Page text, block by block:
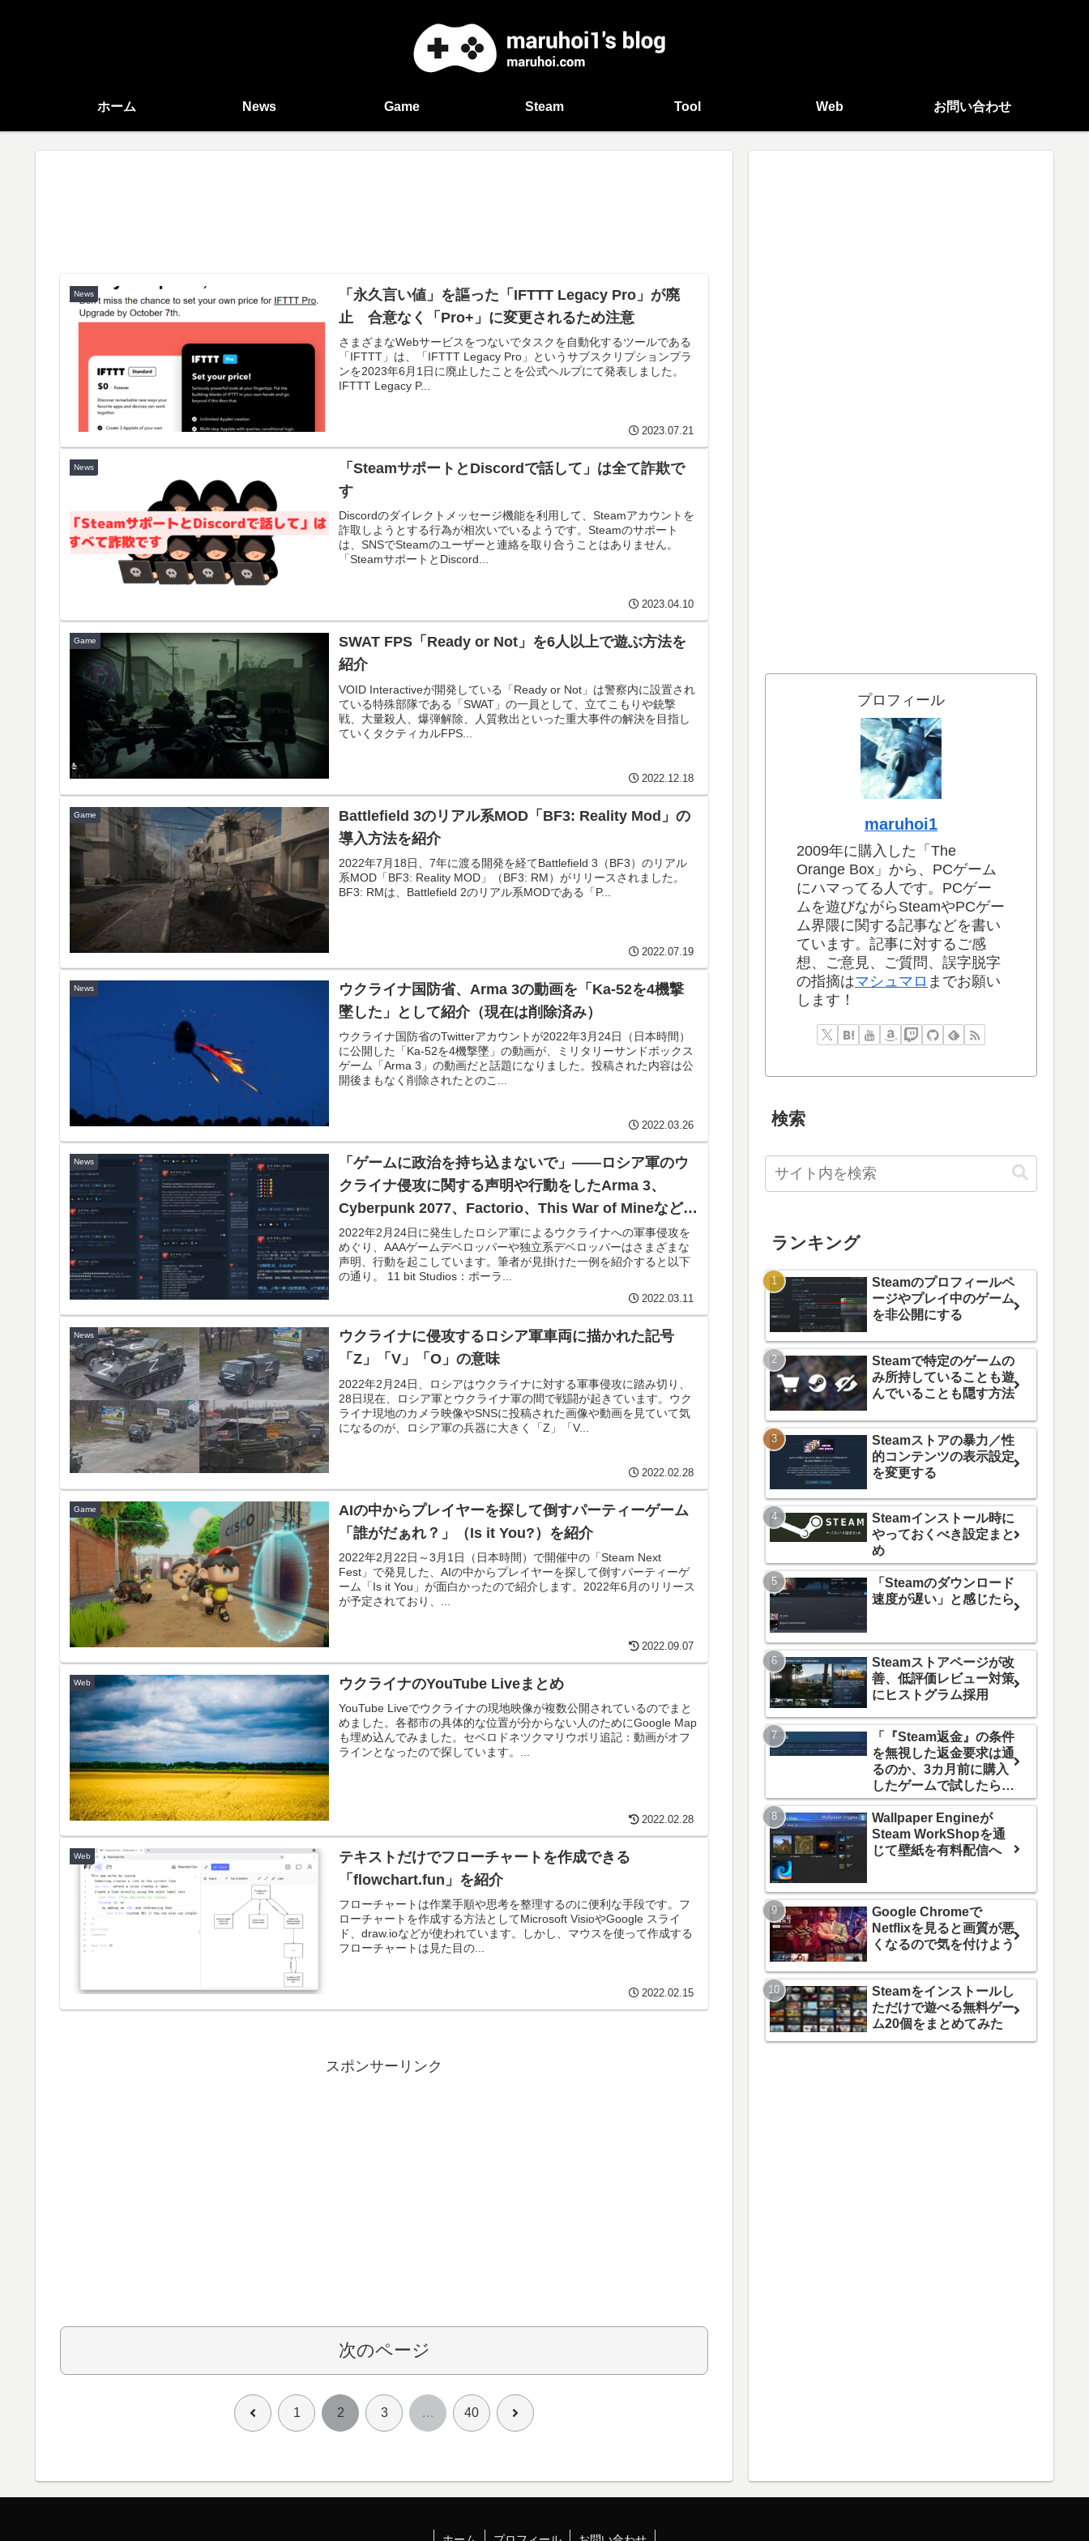
ホーム News Game Steam Tool Web お問い合わせ
News
「永久言い値」を謳った「IFTTT Legacy Pro」が廃
止 合意なく「Pro+」に変更されるため注意
さまざまなWebサービスをつないでタスクを自動化するツールである
「IFTTT」は、「IFTTT Legacy Pro」というサブスクリプションプラ
ンを2023年6月1日に廃止したことを公式ヘルプにて発表しました。
IFTTT Legacy P...
2023.07.21
News
「SteamサポートとDiscordで話して」は全て詐欺で
す
Discordのダイレクトメッセージ機能を利用して、Steamアカウントを
詐取しようとする行為が相次いでいるようです。Steamのサポート
は、SNSでSteamのユーザーと連絡を取り合うことはありません。
「SteamサポートとDiscord...
2023.04.10
Game
SWAT FPS「Ready or Not」を6人以上で遊ぶ方法を
紹介
VOID Interactiveが開発している「Ready or Not」は警察内に設置され
ている特殊部隊である「SWAT」の一員として、立てこもりや銃撃
戦、大量殺人、爆弾解除、人質救出といった重大事件の解決を目指し
ていくタクティカルFPS...
2022.12.18
Game
Battlefield 3のリアル系MOD「BF3: Reality Mod」の
導入方法を紹介
2022年7月18日、7年に渡る開発を経てBattlefield 3（BF3）のリアル
系MOD「BF3: Reality MOD」（BF3: RM）がリリースされました。
BF3: RMは、Battlefield 2のリアル系MODである「P...
2022.07.19
News
ウクライナ国防省、Arma 3の動画を「Ka-52を4機撃
墜した」として紹介（現在は削除済み）
ウクライナ国防省のTwitterアカウントが2022年3月24日（日本時間）
に公開した「Ka-52を4機撃墜」の動画が、ミリタリーサンドボックス
ゲーム「Arma 3」の動画だと話題になりました。投稿された内容は公
開後まもなく削除されたとのこ...
2022.03.26
News
「ゲームに政治を持ち込まないで」――ロシア軍のウ
クライナ侵攻に関する声明や行動をしたArma 3、
Cyberpunk 2077、Factorio、This War of Mineなどに
低評価レビュー相次ぐ
2022年2月24日に発生したロシア軍によるウクライナへの軍事侵攻を
めぐり、AAAゲームデベロッパーや独立系デベロッパーはさまざまな
声明、行動を起こしています。筆者が見掛けた一例を紹介すると以下
の通り。 11 bit Studios：ポーラ...
2022.03.11
News
ウクライナに侵攻するロシア軍車両に描かれた記号
「Z」「V」「O」の意味
2022年2月24日、ロシアはウクライナに対する軍事侵攻に踏み切り、
28日現在、ロシア軍とウクライナ軍の間で戦闘が起きています。ウク
ライナ現地のカメラ映像やSNSに投稿された画像や動画を見ていて気
になるのが、ロシア軍の兵器に大きく「Z」「V...
2022.02.28
Game
AIの中からプレイヤーを探して倒すパーティーゲーム
「誰がだぁれ？」（Is it You?）を紹介
2022年2月22日～3月1日（日本時間）で開催中の「Steam Next
Fest」で発見した、AIの中からプレイヤーを探して倒すパーティーゲ
ーム「Is it You」が面白かったので紹介します。2022年6月のリリース
が予定されており、...
2022.09.07
Web ウクライナのYouTube Liveまとめ
YouTube Liveでウクライナの現地映像が複数公開されているのでまと
めました。各都市の具体的な位置が分からない人のためにGoogle Map
も埋め込んでみました。セベロドネツクマリウポリ追記：動画がオフ
ラインとなったので探しています。...
2022.02.28
Web
テキストだけでフローチャートを作成できる
「flowchart.fun」を紹介
フローチャートは作業手順や思考を整理するのに便利な手段です。フ
ローチャートを作成する方法としてMicrosoft VisioやGoogle スライ
ド、draw.ioなどが使われています。しかし、マウスを使って作成する
フローチャートは見た目の...
2022.02.15
スポンサーリンク
次のページ
前 1 2 3 … 40 次
プロフィール
maruhoi1
2009年に購入した「The
Orange Box」から、PCゲーム
にハマってる人です。PCゲー
ムを遊びながらSteamやPCゲー
ム界隈に関する記事などを書い
ています。記事に対するご感
想、ご意見、ご質問、誤字脱字
の指摘はマシュマロ までお願い
します！
検索
ランキング
Steamのプロフィールペ
ージやプレイ中のゲーム
を非公開にする
Steamで特定のゲームの
み所持していることも遊
んでいることも隠す方法
Steamストアの暴力／性
的コンテンツの表示設定
を変更する
Steamインストール時に
やっておくべき設定まと
め
「Steamのダウンロード
速度が遅い」と感じたら
Steamストアページが改
善、低評価レビュー対策
にヒストグラム採用
「『Steam返金』の条件
を無視した返金要求は通
るのか、3カ月前に購入
したゲームで試したらで
きました」の続報
Wallpaper Engineが
Steam WorkShopを通
じて壁紙を有料配信へ
Google Chromeで
Netflixを見ると画質が悪
くなるので気を付けよう
Steamをインストールし
ただけで遊べる無料ゲー
ム20個をまとめてみた